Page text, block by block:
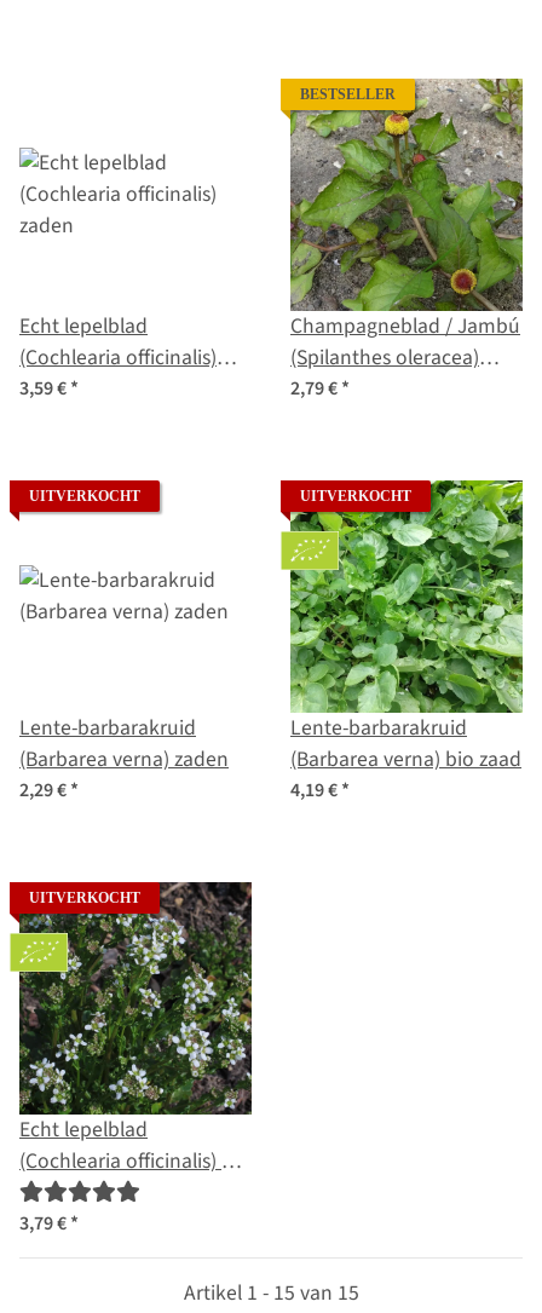
Echt lepelblad
(Cochlearia officinalis)
zaden
3,59 €*
BESTSELLER
Champagneblad / Jambú
(Spilanthes oleracea)
zaden
2,79 €*
UITVERKOCHT
Lente-barbarakruid
(Barbarea verna) zaden
2,29 €*
UITVERKOCHT
Lente-barbarakruid
(Barbarea verna) bio zaad
4,19 €*
UITVERKOCHT
Echt lepelblad
(Cochlearia officinalis) bio
zaad
3,79 €*
Artikel 1 - 15 van 15